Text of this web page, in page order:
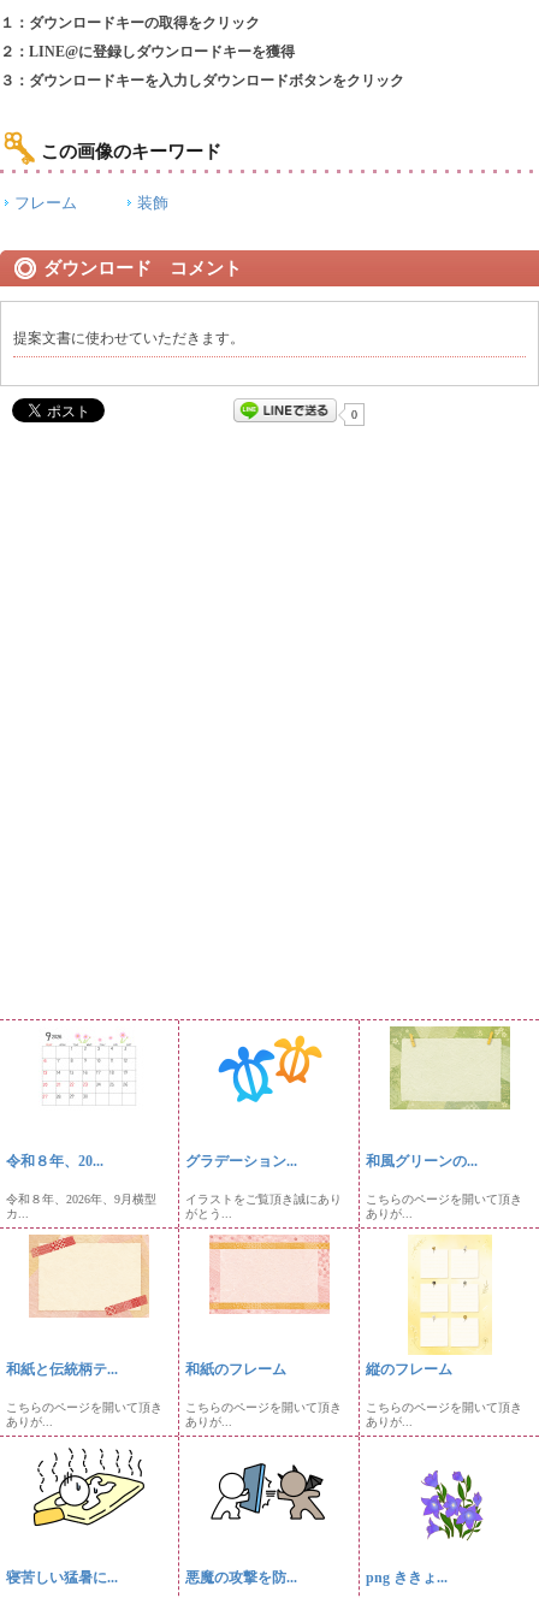
１：ダウンロードキーの取得をクリック
２：LINE@に登録しダウンロードキーを獲得
３：ダウンロードキーを入力しダウンロードボタンをクリック
この画像のキーワード
フレーム 装飾
ダウンロード コメント
提案文書に使わせていただきます。
0
令和８年、20...
令和８年、2026年、9月横型
カ...
グラデーション...
イラストをご覧頂き誠にあり
がとう...
和風グリーンの...
こちらのページを開いて頂き
ありが...
和紙と伝統柄テ...
こちらのページを開いて頂き
ありが...
和紙のフレーム
こちらのページを開いて頂き
ありが...
縦のフレーム
こちらのページを開いて頂き
ありが...
寝苦しい猛暑に... 悪魔の攻撃を防... png ききょ...